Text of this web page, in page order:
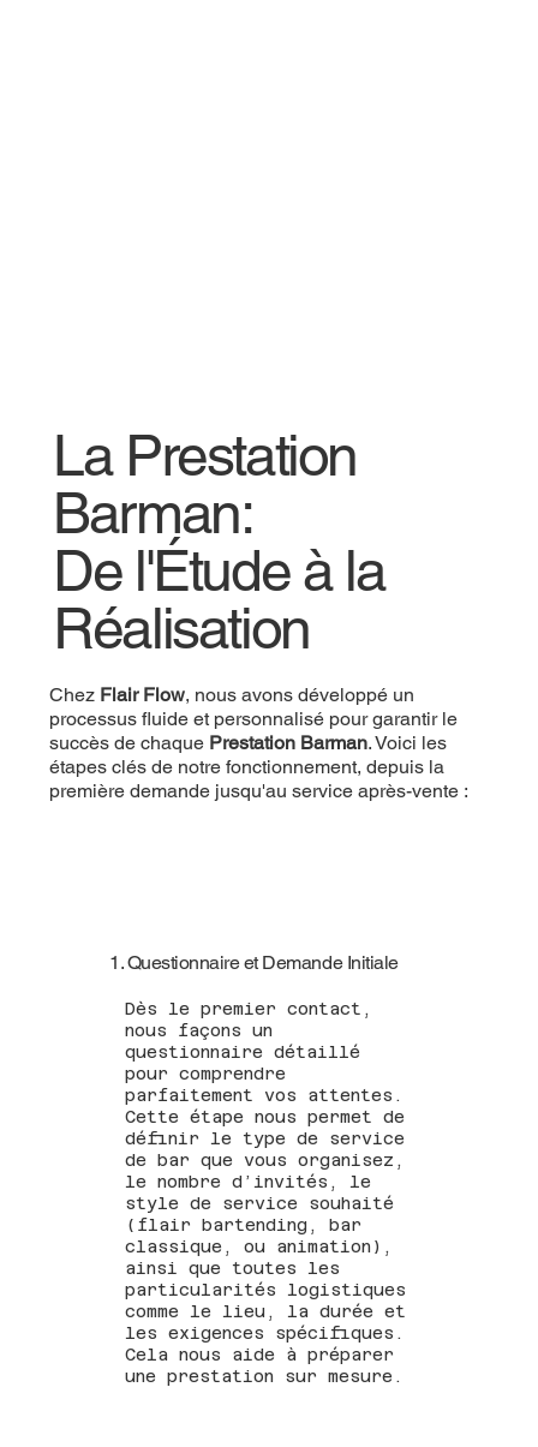
La Prestation
Barman:
De l'Étude à la
Réalisation
Chez Flair Flow, nous avons développé un
processus fluide et personnalisé pour garantir le
succès de chaque Prestation Barman. Voici les
étapes clés de notre fonctionnement, depuis la
première demande jusqu'au service après-vente :
1. Questionnaire et Demande Initiale
Dès le premier contact,
nous façons un
questionnaire détaillé
pour comprendre
parfaitement vos attentes.
Cette étape nous permet de
définir le type de service
de bar que vous organisez,
le nombre d’invités, le
style de service souhaité
(flair bartending, bar
classique, ou animation),
ainsi que toutes les
particularités logistiques
comme le lieu, la durée et
les exigences spécifiques.
Cela nous aide à préparer
une prestation sur mesure.